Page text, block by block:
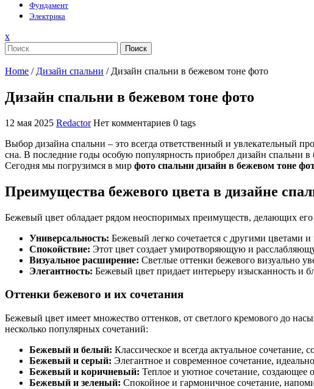
Фундамент
Электрика
xЗакрыть
меню
Поиск
Home / Дизайн спальни / Дизайн спальни в бежевом тоне фото
Дизайн спальни в бежевом тоне фото
12 мая 2025 Redactor Нет комментариев 0 tags
Выбор дизайна спальни – это всегда ответственный и увлекательный
сна. В последние годы особую популярность приобрел дизайн спальни в
Сегодня мы погрузимся в мир фото спальни дизайн в бежевом тоне
Преимущества бежевого цвета в дизайне
Бежевый цвет обладает рядом неоспоримых преимуществ, делающих
Универсальность: Бежевый легко сочетается с другими цветами
Спокойствие: Этот цвет создает умиротворяющую и
Визуальное расширение: Светлые оттенки бежевого визуально
Элегантность: Бежевый цвет придает интерьеру изысканность и
Оттенки бежевого и их сочетания
Бежевый цвет имеет множество оттенков, от светлого кремового до
несколько популярных сочетаний:
Бежевый и белый: Классическое и всегда актуальное
Бежевый и серый: Элегантное и современное сочетание,
Бежевый и коричневый: Теплое и уютное сочетание,
Бежевый и зеленый: Спокойное и гармоничное сочетание,